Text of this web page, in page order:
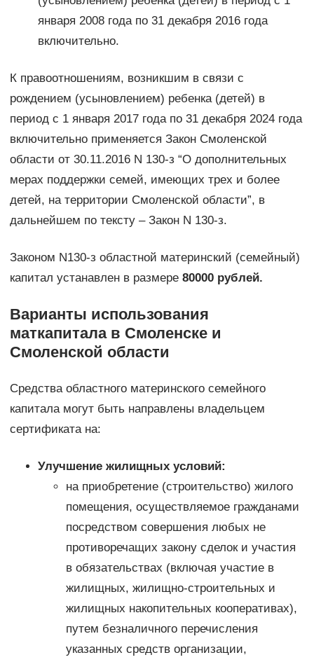
января 2008 года по 31 декабря 2016 года
включительно.
К правоотношениям, возникшим в связи с
рождением (усыновлением) ребенка (детей) в
период с 1 января 2017 года по 31 декабря 2024 года
включительно применяется Закон Смоленской
области от 30.11.2016 N 130-з “О дополнительных
мерах поддержки семей, имеющих трех и более
детей, на территории Смоленской области”, в
дальнейшем по тексту – Закон N 130-з.
Законом N130-з областной материнский (семейный)
капитал устанавлен в размере 80000 рублей.
Варианты использования
маткапитала в Смоленске и
Смоленской области
Средства областного материнского семейного
капитала могут быть направлены владельцем
сертификата на:
Улучшение жилищных условий:
на приобретение (строительство) жилого
помещения, осуществляемое гражданами
посредством совершения любых не
противоречащих закону сделок и участия
в обязательствах (включая участие в
жилищных, жилищно-строительных и
жилищных накопительных кооперативах),
путем безналичного перечисления
указанных средств организации,